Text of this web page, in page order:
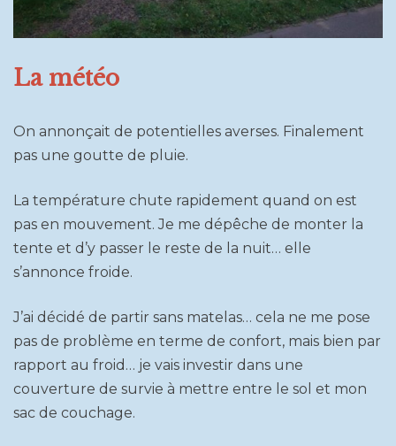
La météo
On annonçait de potentielles averses. Finalement
pas une goutte de pluie.
La température chute rapidement quand on est
pas en mouvement. Je me dépêche de monter la
tente et d’y passer le reste de la nuit… elle
s’annonce froide.
J’ai décidé de partir sans matelas… cela ne me pose
pas de problème en terme de confort, mais bien par
rapport au froid… je vais investir dans une
couverture de survie à mettre entre le sol et mon
sac de couchage.